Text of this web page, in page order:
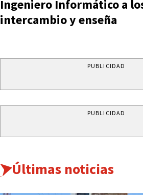
Ingeniero Informático a
intercambio y enseña
PUBLICIDAD
PUBLICIDAD
Últimas noticias